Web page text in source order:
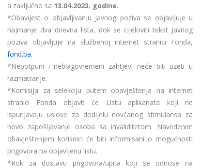
a zaključno sa 13.04.2023. godine.
*Obavijest o objavljivanju Javnog poziva se objavljuje u
najmanje dva dnevna lista, dok se cijeloviti tekst Javnog
poziva objavljuje na službenoj internet stranici Fonda,
fond.ba.
*Nepotpuni i neblagovremeni zahtjevi neće biti uzeti u
razmatranje.
*Komisija za selekciju putem obavještenja na internet
stranici Fonda objavit će Listu aplikanata koji ne
ispunjavaju uslove za dodijelu novčanog stimulansa za
novo zapošljavanje osoba sa invaliditetom. Navedenim
obavještenjem korisnici će biti informisani o mogućnosti
prigovora na objavljenu listu.
*Rok za dostavu prigovora/upita koji se odnose na